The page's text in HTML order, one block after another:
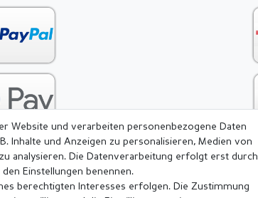
AGB Barrierefreiheitserklärung Widerrufs­recht
Website und verarbeiten personenbezogene Daten
Inhalte und Anzeigen zu personalisieren, Medien von
analysieren. Die Datenverarbeitung erfolgt erst durch
Einstellungen benennen.
berechtigten Interesses erfolgen. Die Zustimmung